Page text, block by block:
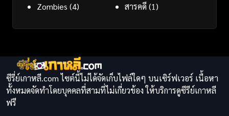
Zombies (4) สารคดี(1)
ซีรี่ย์เกาหลี.com ไซต์นี้ไม่ได้จัดเก็บไฟล์ใดๆ บนเซิร์ฟเวอร์ เนื้อหา
ทั้งหมดจัดทำโดยบุคคลที่สามที่ไม่เกี่ยวข้อง ให้บริการดูซีรีย์เกาหลี
ฟรี